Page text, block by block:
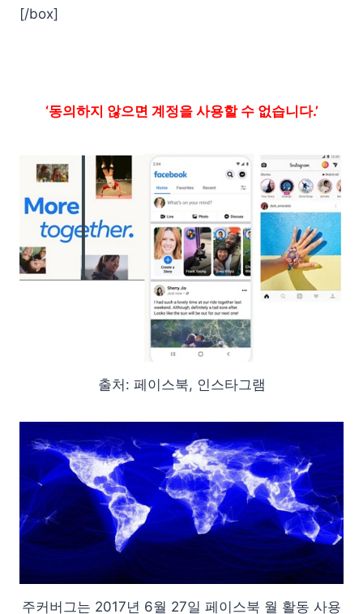
[/box]
‘동의하지 않으면 계정을 사용할 수 없습니다.’
출처: 페이스북, 인스타그램
주커버그는 2017년 6월 27일 페이스북 월 활동 사용